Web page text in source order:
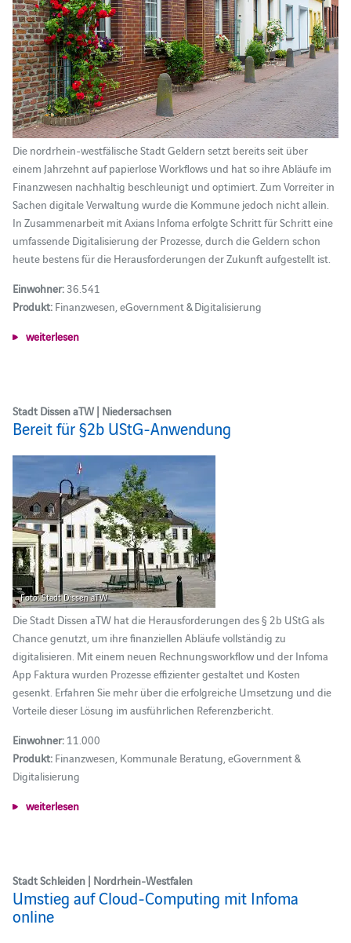
Die nordrhein-westfälische Stadt Geldern setzt bereits seit über
einem Jahrzehnt auf papierlose Workflows und hat so ihre Abläufe im
Finanzwesen nachhaltig beschleunigt und optimiert. Zum Vorreiter in
Sachen digitale Verwaltung wurde die Kommune jedoch nicht allein.
In Zusammenarbeit mit Axians Infoma erfolgte Schritt für Schritt eine
umfassende Digitalisierung der Prozesse, durch die Geldern schon
heute bestens für die Herausforderungen der Zukunft aufgestellt ist.
Einwohner:36.541
Produkt:Finanzwesen, eGovernment & Digitalisierung
weiterlesen
Stadt Dissen aTW | Niedersachsen
Bereit für §2b UStG-Anwendung
Foto: Stadt Dissen aTW
Die Stadt Dissen aTW hat die Herausforderungen des § 2b UStG als
Chance genutzt, um ihre finanziellen Abläufe vollständig zu
digitalisieren. Mit einem neuen Rechnungsworkflow und der Infoma
App Faktura wurden Prozesse effizienter gestaltet und Kosten
gesenkt. Erfahren Sie mehr über die erfolgreiche Umsetzung und die
Vorteile dieser Lösung im ausführlichen Referenzbericht.
Einwohner:11.000
Produkt:Finanzwesen, Kommunale Beratung, eGovernment &
Digitalisierung
weiterlesen
Stadt Schleiden | Nordrhein-Westfalen
Umstieg auf Cloud-Computing mit Infoma
online